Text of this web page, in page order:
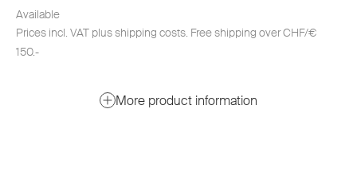
Available
Prices incl. VAT plus shipping costs. Free shipping over CHF/€
150.-
More product information